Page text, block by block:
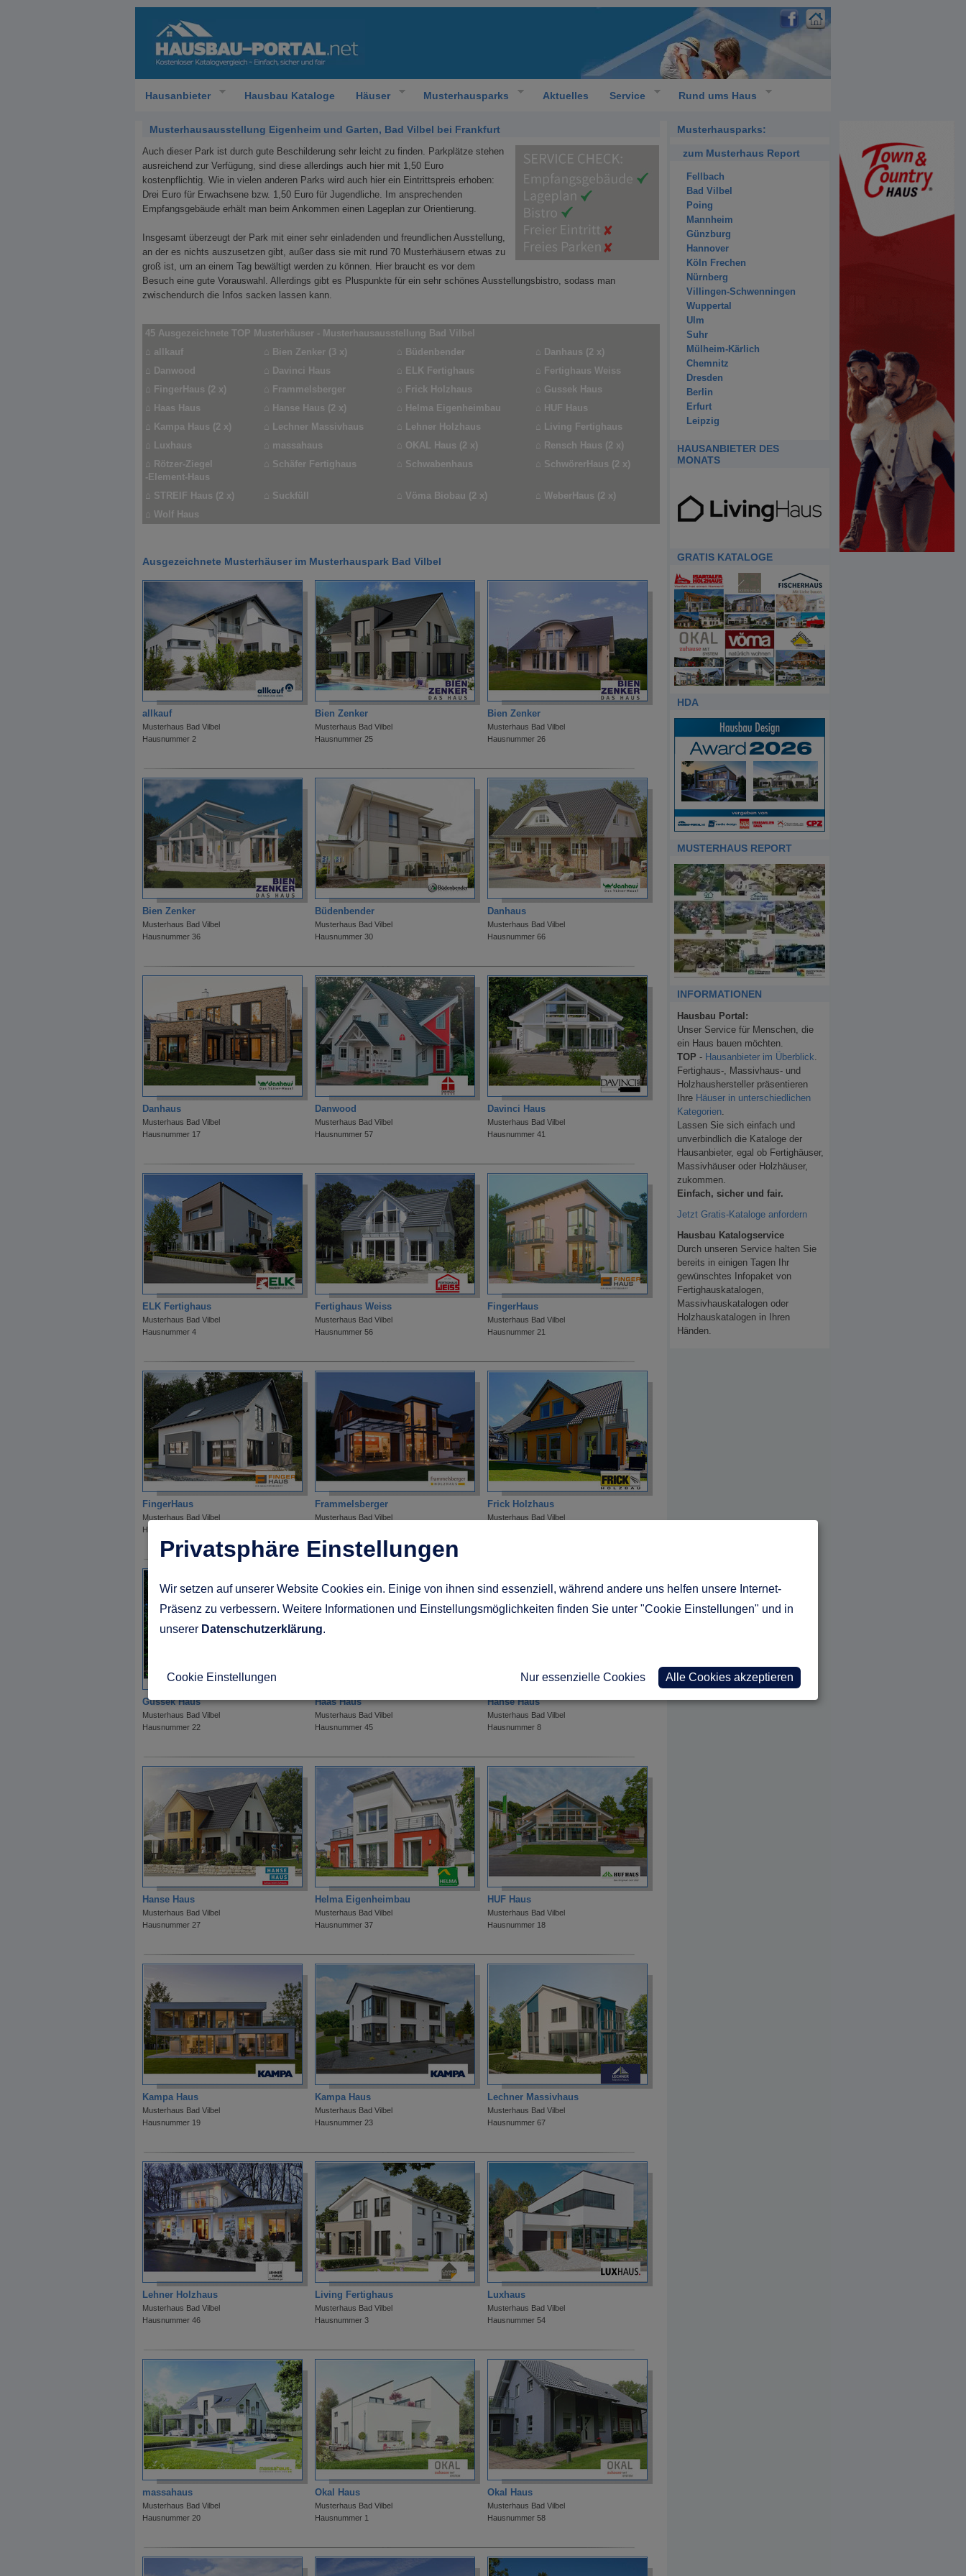
Hausanbieter Hausbau Kataloge Häuser Musterhausparks Aktuelles Service Rund ums Haus
Musterhausausstellung Eigenheim und Garten, Bad Vilbel bei Frankfurt
Auch dieser Park ist durch gute Beschilderung sehr leicht zu finden. Parkplätze stehen
ausreichend zur Verfügung, sind diese allerdings auch hier mit 1,50 Euro
kostenpflichtig. Wie in vielen anderen Parks wird auch hier ein Eintrittspreis erhoben:
Drei Euro für Erwachsene bzw. 1,50 Euro für Jugendliche. Im ansprechenden
Empfangsgebäude erhält man beim Ankommen einen Lageplan zur Orientierung.
Insgesamt überzeugt der Park mit einer sehr einladenden und freundlichen Ausstellung,
an der es nichts auszusetzen gibt, außer dass sie mit rund 70 Musterhäusern etwas zu
groß ist, um an einem Tag bewältigt werden zu können. Hier braucht es vor dem
Besuch eine gute Vorauswahl. Allerdings gibt es Pluspunkte für ein sehr schönes Ausstellungsbistro, sodass man
zwischendurch die Infos sacken lassen kann.
45 Ausgezeichnete TOP Musterhäuser - Musterhausausstellung Bad Vilbel
⌂ allkauf ⌂ Bien Zenker (3 x) ⌂ Büdenbender ⌂ Danhaus (2 x)
⌂ Danwood ⌂ Davinci Haus ⌂ ELK Fertighaus ⌂ Fertighaus Weiss
⌂ FingerHaus (2 x) ⌂ Frammelsberger ⌂ Frick Holzhaus ⌂ Gussek Haus
⌂ Haas Haus ⌂ Hanse Haus (2 x) ⌂ Helma Eigenheimbau ⌂ HUF Haus
⌂ Kampa Haus (2 x) ⌂ Lechner Massivhaus ⌂ Lehner Holzhaus ⌂ Living Fertighaus
⌂ Luxhaus ⌂ massahaus ⌂ OKAL Haus (2 x) ⌂ Rensch Haus (2 x)
⌂ Rötzer-Ziegel
-Element-Haus
⌂ Schäfer Fertighaus ⌂ Schwabenhaus ⌂ SchwörerHaus (2 x)
⌂ STREIF Haus (2 x) ⌂ Suckfüll ⌂ Vöma Biobau (2 x) ⌂ WeberHaus (2 x)
⌂ Wolf Haus
Ausgezeichnete Musterhäuser im Musterhauspark Bad Vilbel
allkauf
Musterhaus Bad Vilbel
Hausnummer 2
Bien Zenker
Musterhaus Bad Vilbel
Hausnummer 25
Bien Zenker
Musterhaus Bad Vilbel
Hausnummer 26
Bien Zenker
Musterhaus Bad Vilbel
Hausnummer 36
Büdenbender
Musterhaus Bad Vilbel
Hausnummer 30
Danhaus
Musterhaus Bad Vilbel
Hausnummer 66
Danhaus
Musterhaus Bad Vilbel
Hausnummer 17
Danwood
Musterhaus Bad Vilbel
Hausnummer 57
Davinci Haus
Musterhaus Bad Vilbel
Hausnummer 41
ELK Fertighaus
Musterhaus Bad Vilbel
Hausnummer 4
Fertighaus Weiss
Musterhaus Bad Vilbel
Hausnummer 56
FingerHaus
Musterhaus Bad Vilbel
Hausnummer 21
FingerHaus
Musterhaus Bad Vilbel
Hausnummer 44
Frammelsberger
Musterhaus Bad Vilbel
Frick Holzhaus
Musterhaus Bad Vilbel
Gussek Haus
Musterhaus Bad Vilbel
Hausnummer 22
Haas Haus
Musterhaus Bad Vilbel
Hausnummer 45
Hanse Haus
Musterhaus Bad Vilbel
Hausnummer 8
Hanse Haus
Musterhaus Bad Vilbel
Hausnummer 27
Helma Eigenheimbau
Musterhaus Bad Vilbel
Hausnummer 37
HUF Haus
Musterhaus Bad Vilbel
Hausnummer 18
Kampa Haus
Musterhaus Bad Vilbel
Hausnummer 19
Kampa Haus
Musterhaus Bad Vilbel
Hausnummer 23
Lechner Massivhaus
Musterhaus Bad Vilbel
Hausnummer 67
Lehner Holzhaus
Musterhaus Bad Vilbel
Hausnummer 46
Living Fertighaus
Musterhaus Bad Vilbel
Hausnummer 3
Luxhaus
Musterhaus Bad Vilbel
Hausnummer 54
massahaus
Musterhaus Bad Vilbel
Hausnummer 20
Okal Haus
Musterhaus Bad Vilbel
Hausnummer 1
Okal Haus
Musterhaus Bad Vilbel
Hausnummer 58
Musterhausparks:
zum Musterhaus Report
Fellbach
Bad Vilbel
Poing
Mannheim
Günzburg
Hannover
Köln Frechen
Nürnberg
Villingen-Schwenningen
Wuppertal
Ulm
Suhr
Mülheim-Kärlich
Chemnitz
Dresden
Berlin
Erfurt
Leipzig
HAUSANBIETER DES
MONATS
GRATIS KATALOGE
HDA
MUSTERHAUS REPORT
INFORMATIONEN
Hausbau Portal:
Unser Service für Menschen, die
ein Haus bauen möchten.
TOP - Hausanbieter im Überblick
Fertighaus-, Massivhaus- und
Holzhaushersteller präsentieren
Ihre Häuser in unterschiedlichen
Kategorien
Lassen Sie sich einfach und
unverbindlich die Kataloge der
Hausanbieter, egal ob Fertighäuser,
Massivhäuser oder Holzhäuser,
zukommen.
Einfach, sicher und fair.
Jetzt Gratis-Kataloge anfordern
Hausbau Katalogservice
Durch unseren Service halten Sie
bereits in einigen Tagen Ihr
gewünschtes Infopaket von
Fertighauskatalogen,
Massivhauskatalogen oder
Holzhauskatalogen in Ihren
Händen.
Privatsphäre Einstellungen
Wir setzen auf unserer Website Cookies ein. Einige von ihnen sind essenziell, während andere uns helfen unsere Internet-
Präsenz zu verbessern. Weitere Informationen und Einstellungsmöglichkeiten finden Sie unter "Cookie Einstellungen" und in
unserer Datenschutzerklärung.
Cookie Einstellungen Nur essenzielle Cookies Alle Cookies akzeptieren